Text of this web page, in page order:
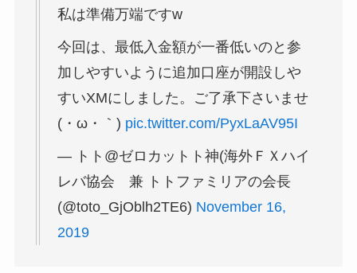
私は準備万端ですw
今回は、最低入金額が一番低いのと参
加しやすいように追加口座が開設しや
すいXMにしました。ご了承下さいませ
(・ω・｀) pic.twitter.com/PyxLaAV95I
— トト@ゼロカットト神(海外ＦＸハイ
レバ協会 兼 トトファミリアの会長
(@toto_GjOblh2TE6) November 16,
2019